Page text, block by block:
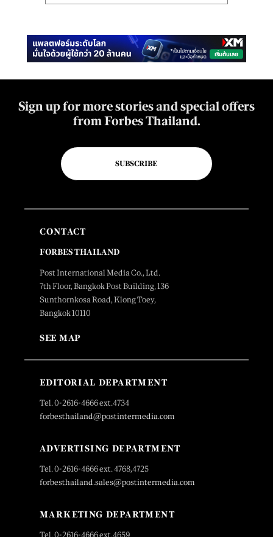
Sign up for more stories and special offers
from Forbes Thailand.
SUBSCRIBE
CONTACT
FORBES THAILAND
Post International Media Co., Ltd.
7th Floor, Bangkok Post Building, 136
Sunthornkosa Road, Klong Toey,
Bangkok 10110
SEE MAP
EDITORIAL DEPARTMENT
Tel. 0-2616-4666 ext.4734
forbesthailand@postintermedia.com
ADVERTISING DEPARTMENT
Tel. 0-2616-4666 ext. 4768,4725
forbesthailand.sales@postintermedia.com
MARKETING DEPARTMENT
Tel. 0-2616-4666 ext.4659